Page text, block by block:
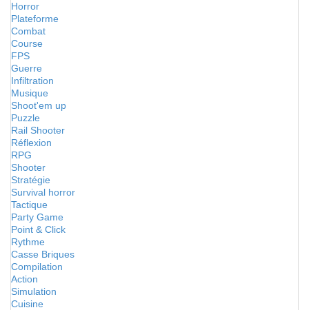
Horror
Plateforme
Combat
Course
FPS
Guerre
Infiltration
Musique
Shoot'em up
Puzzle
Rail Shooter
Réflexion
RPG
Shooter
Stratégie
Survival horror
Tactique
Party Game
Point & Click
Rythme
Casse Briques
Compilation
Action
Simulation
Cuisine